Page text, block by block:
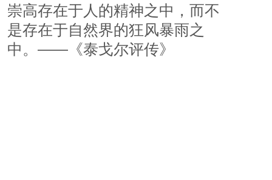
崇高存在于人的精神之中，而不
是存在于自然界的狂风暴雨之
中。——《泰戈尔评传》